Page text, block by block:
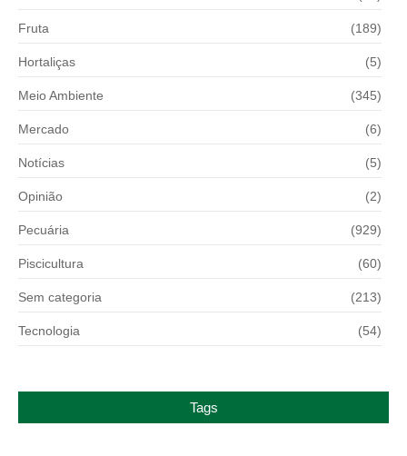
Fruta (189)
Hortaliças (5)
Meio Ambiente (345)
Mercado (6)
Notícias (5)
Opinião (2)
Pecuária (929)
Piscicultura (60)
Sem categoria (213)
Tecnologia (54)
Tags